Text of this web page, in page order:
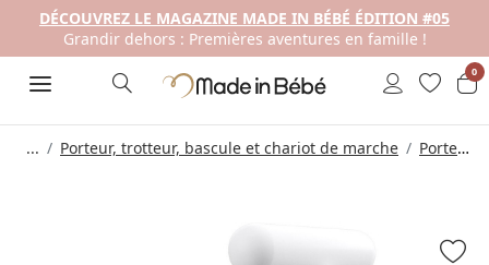
DÉCOUVREZ LE MAGAZINE MADE IN BÉBÉ ÉDITION #05
Grandir dehors : Premières aventures en famille !
0
... Porteur, trotteur, bascule et chariot de marche Porteur Bébé